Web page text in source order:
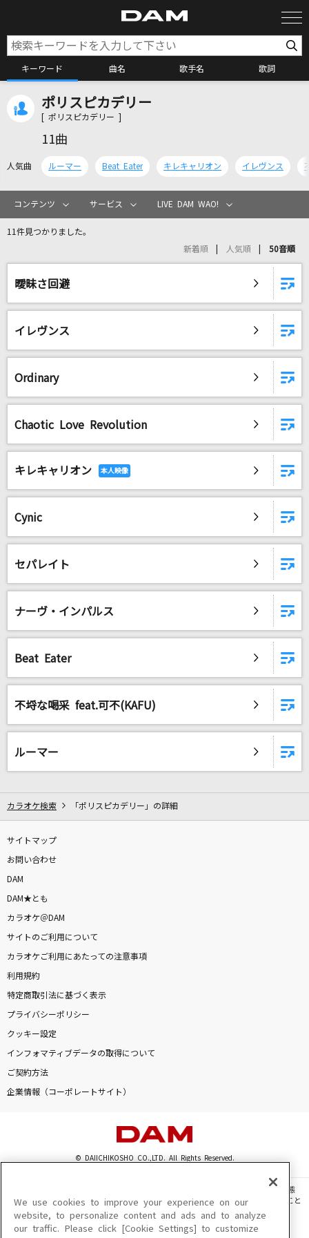
キーワード 曲名 歌手名 歌詞
カラオケ検索
カラオケリクエスト
[生音]僕のこと
Mrs. GREEN APPLE
マキシマム ザ ホルモン
[生音]M
かくれんぼ
AliA
[生音]ブルーバード
いきものがかり
ピーターパン
[プロオケ]I LOVE YOU
尾崎豊
このまま君だけを奪い去りたい
DEEN
Linked Horizon
自宅でカラオケ歌い放題！
ポリスピカデリー
[ ポリスピカデリー ]
11曲
人気曲 ルーマー Beat Eater キレキャリオン イレヴンス
コンテンツ サービス LIVE DAM WAO!
11件見つかりました。
新着順 人気順 50音順
曖昧さ回避
イレヴンス
Ordinary
Chaotic Love Revolution
キレキャリオン
Cynic
セパレイト
ナーヴ・インパルス
Beat Eater
不埒な喝采 feat.可不(KAFU)
ルーマー
カラオケ検索 「ポリスピカデリー」の詳細
サイトマップ
お問い合わせ
DAM
DAM★とも
カラオケ＠DAM
サイトのご利用について
カラオケご利用にあたっての注意事項
利用規約
特定商取引法に基づく表示
プライバシーポリシー
クッキー設定
インフォマティブデータの取得について
ご契約方法
企業情報（コーポレートサイト）
© DAIICHIKOSHO CO.,LTD. All Rights Reserved.
このサイトに掲載されている一切の文章・画像・写真・動画・音声等を、手段や形態
を問わず、著作権法の定める範囲を超えて無断で複製、転載、ファイル化などすること
を禁じます。
楽曲及びコンテンツは、機種によりご利用いただけない場合があります。
We use cookies to improve your experience on our
website, to personalize content and ads and to analyze
our traffic. Please click [Cookie Settings] to customize